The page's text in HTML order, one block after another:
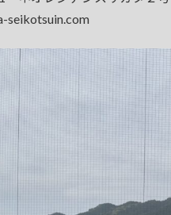
seikotsuin.com